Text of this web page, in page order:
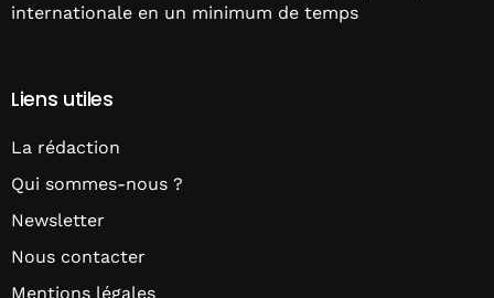
internationale en un minimum de temps
Liens utiles
La rédaction
Qui sommes-nous ?
Newsletter
Nous contacter
Mentions légales